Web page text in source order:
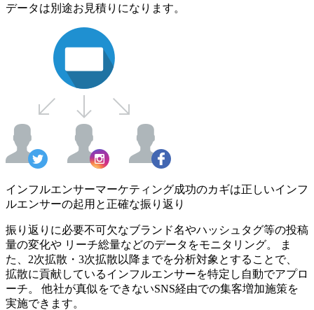
データは別途お見積りになります。
インフルエンサーマーケティング成功のカギは正しいインフ
ルエンサーの起用と正確な振り返り
振り返りに必要不可欠なブランド名やハッシュタグ等の投稿
量の変化や リーチ総量などのデータをモニタリング。 ま
た、2次拡散・3次拡散以降までを分析対象とすることで、
拡散に貢献しているインフルエンサーを特定し自動でアプロ
ーチ。 他社が真似をできないSNS経由での集客増加施策を
実施できます。